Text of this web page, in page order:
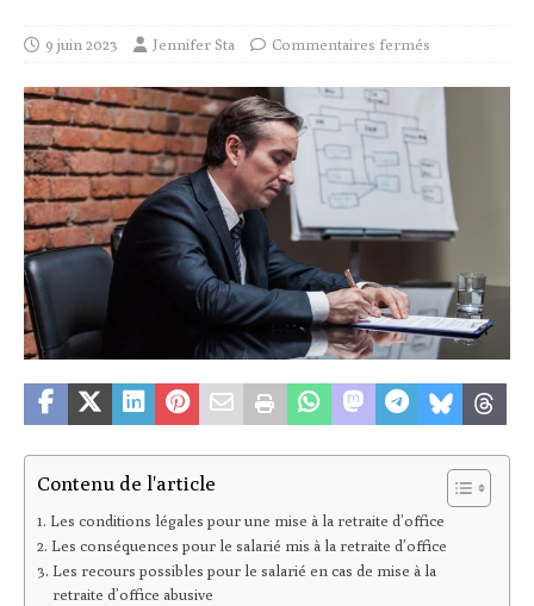
9 juin 2023 Jennifer Sta Commentaires fermés
Contenu de l'article
Les conditions légales pour une mise à la retraite d’office
Les conséquences pour le salarié mis à la retraite d’office
Les recours possibles pour le salarié en cas de mise à la
retraite d’office abusive